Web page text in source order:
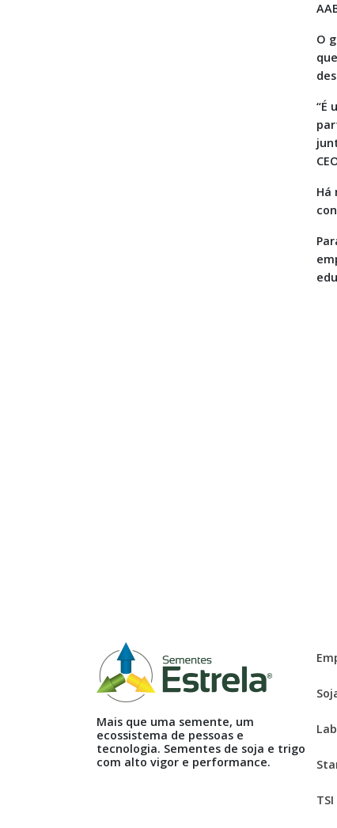
O
“É
Há
Mais que uma semente, um
ecossistema de pessoas e
tecnologia. Sementes de soja e trigo
com alto vigor e performance.
TSI